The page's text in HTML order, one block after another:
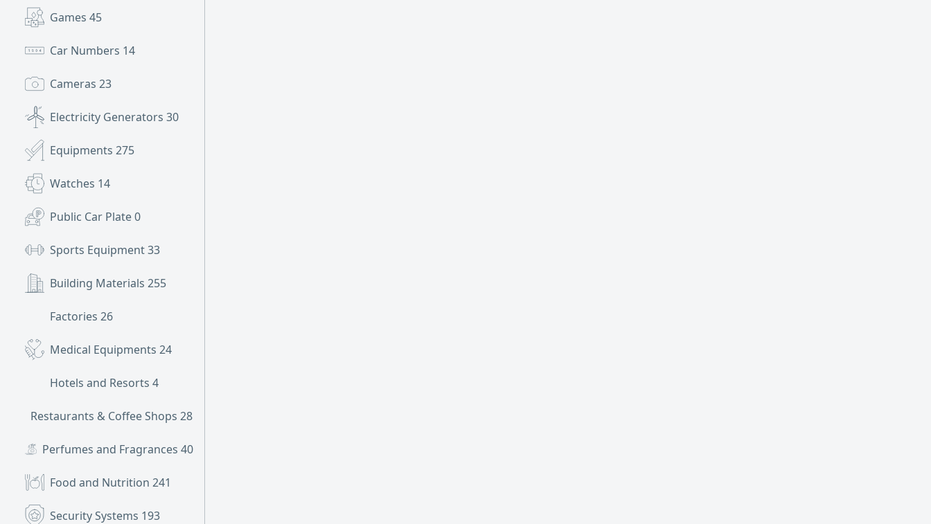
Games 45
Car Numbers 14
Cameras 23
Electricity Generators 30
Equipments 275
Watches 14
Public Car Plate0
Sports Equipment33
Building Materials 255
Factories 26
Medical Equipments 24
Hotels and Resorts 4
Restaurants & Coffee Shops 281
Perfumes and Fragrances 40
Food and Nutrition 241
Security Systems 193